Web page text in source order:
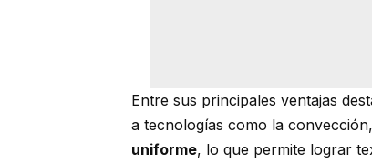
Entre sus principales ventajas
a tecnologías como la convección,
uniforme, lo que permite lograr